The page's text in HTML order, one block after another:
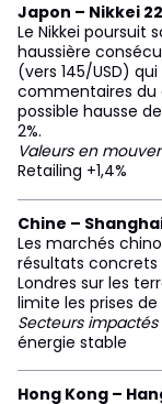
Japon – Nikkei
Le Nikkei poursuit
haussière
(vers 145/USD)
commentaires du
possible hausse
2%.
Valeurs en
Retailing +1,4%
Chine –
Les marchés
résultats concrets
Londres sur les
limite les prises de
Secteurs impactés
énergie stable
Hong Kong –